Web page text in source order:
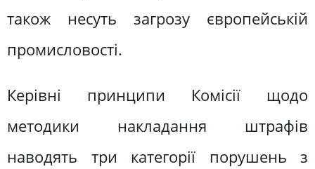
також несуть загрозу європейській
промисловості.
Керівні принципи Комісії щодо
методики накладання штрафів
наводять три категорії порушень з